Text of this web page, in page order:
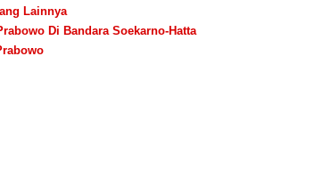
Lainnya
Di Bandara Soekarno-Hatta